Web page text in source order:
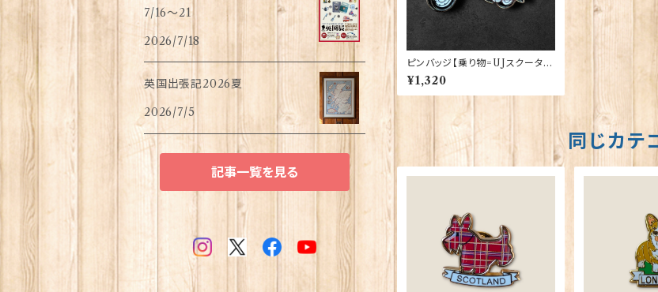
ピンバッジ【乗り物=UJスクータ
ー】Cadogan 90040-XJKB06
-24
¥1,320
同じカテ
7/16～21
2026/7/18
英国出張記2026夏
2026/7/5
記事一覧を見る